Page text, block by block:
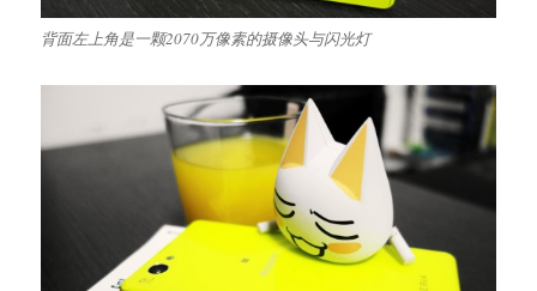
背面左上角是一颗2070万像素的摄像头与闪光灯